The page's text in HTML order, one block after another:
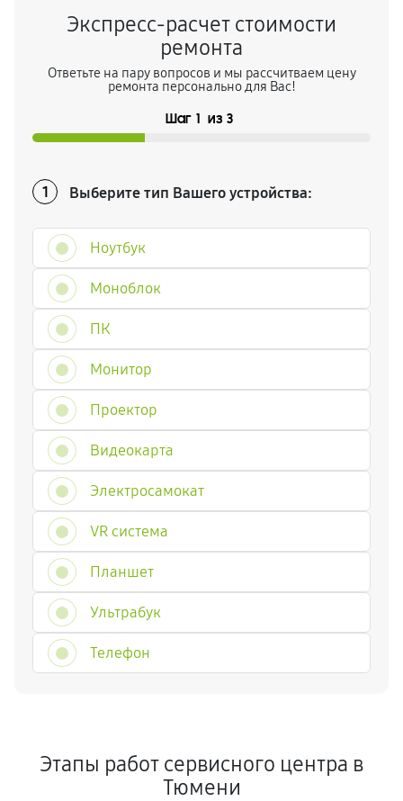
Экспресс-расчет стоимости
ремонта
Ответьте на пару вопросов и мы рассчитваем цену
ремонта персонально для Вас!
Шаг 1 из 3
1 Выберите тип Вашего устройства:
Ноутбук
Моноблок
ПК
Монитор
Проектор
Видеокарта
Электросамокат
VR система
Планшет
Ультрабук
Телефон
Этапы работ сервисного центра в
Тюмени